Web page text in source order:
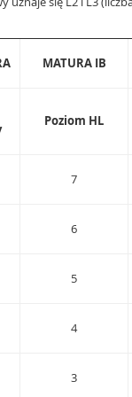
MATURA IB
Poziom HL
7
6
5
4
3